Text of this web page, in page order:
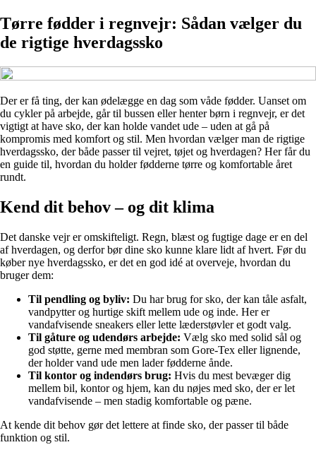
Tørre fødder i regnvejr: Sådan vælger du
de rigtige hverdagssko
Der er få ting, der kan ødelægge en dag som våde fødder. Uanset om
du cykler på arbejde, går til bussen eller henter børn i regnvejr, er det
vigtigt at have sko, der kan holde vandet ude – uden at gå på
kompromis med komfort og stil. Men hvordan vælger man de rigtige
hverdagssko, der både passer til vejret, tøjet og hverdagen? Her får du
en guide til, hvordan du holder fødderne tørre og komfortable året
rundt.
Kend dit behov – og dit klima
Det danske vejr er omskifteligt. Regn, blæst og fugtige dage er en del
af hverdagen, og derfor bør dine sko kunne klare lidt af hvert. Før du
køber nye hverdagssko, er det en god idé at overveje, hvordan du
bruger dem:
Til pendling og byliv: Du har brug for sko, der kan tåle asfalt,
vandpytter og hurtige skift mellem ude og inde. Her er
vandafvisende sneakers eller lette læderstøvler et godt valg.
Til gåture og udendørs arbejde: Vælg sko med solid sål og
god støtte, gerne med membran som Gore-Tex eller lignende,
der holder vand ude men lader fødderne ånde.
Til kontor og indendørs brug: Hvis du mest bevæger dig
mellem bil, kontor og hjem, kan du nøjes med sko, der er let
vandafvisende – men stadig komfortable og pæne.
At kende dit behov gør det lettere at finde sko, der passer til både
funktion og stil.